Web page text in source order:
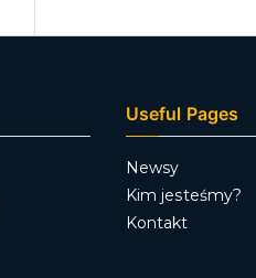
Useful Pages
Newsy
Kim jesteśmy?
Kontakt